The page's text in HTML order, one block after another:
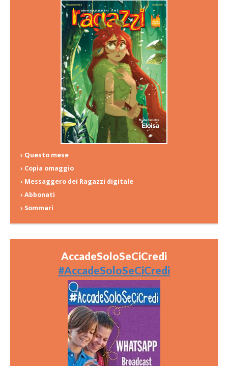
› Questo mese
› Copia omaggio
› Messaggero dei Ragazzi digitale
› Abbonati
› Sommari
AccadeSoloSeCiCredi
#AccadeSoloSeCiCredi